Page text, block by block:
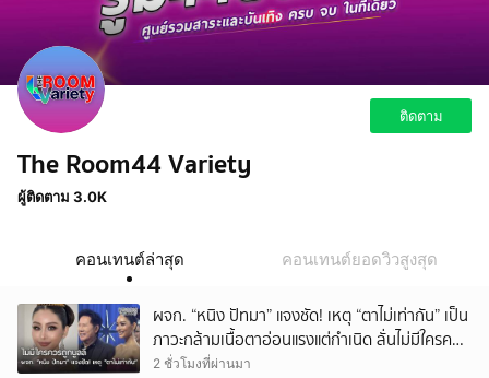
ติดตาม
The Room44 Variety
ผู้ติดตาม 3.0K
คอนเทนต์ล่าสุด คอนเทนต์ยอดวิวสูงสุด
ผจก. “หนิง ปัทมา” แจงชัด! เหตุ “ตาไม่เท่ากัน” เป็น
ภาวะกล้ามเนื้อตาอ่อนแรงแต่กำเนิด ลั่นไม่มีใครควร
ถูกบูลลี่
2 ชั่วโมงที่ผ่านมา